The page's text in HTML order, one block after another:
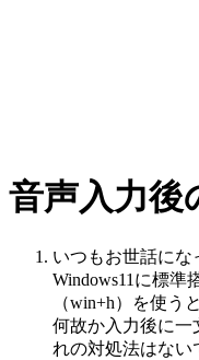
音声入力後
いつもお世話にな
Windows11に標準
（win+h）を使うと
何故か入力後に一
れの対処法はない